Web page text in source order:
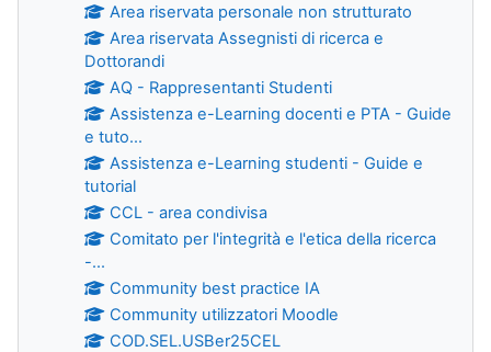
Area riservata personale non strutturato
Area riservata Assegnisti di ricerca e
Dottorandi
AQ - Rappresentanti Studenti
Assistenza e-Learning docenti e PTA - Guide
e tuto...
Assistenza e-Learning studenti - Guide e
tutorial
CCL - area condivisa
Comitato per l'integrità e l'etica della ricerca
-...
Community best practice IA
Community utilizzatori Moodle
COD.SEL.USBer25CEL